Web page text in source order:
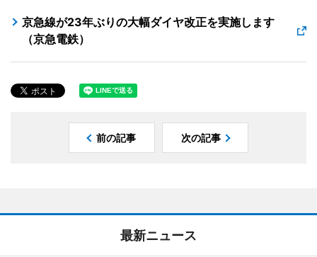
京急線が23年ぶりの大幅ダイヤ改正を実施します
（京急電鉄）
前の記事 次の記事
最新ニュース